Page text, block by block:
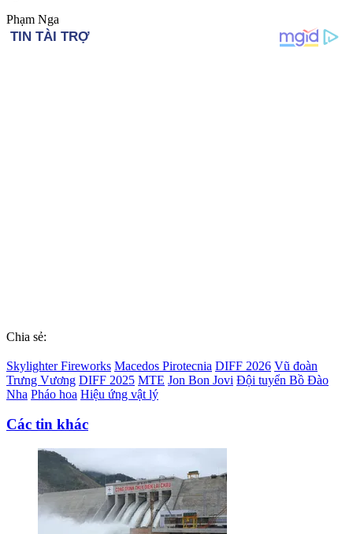
Phạm Nga
Chia sẻ:
Skylighter Fireworks Macedos Pirotecnia DIFF 2026 Vũ đoàn
Trưng Vương DIFF 2025 MTE Jon Bon Jovi Đội tuyển Bồ Đào
Nha Pháo hoa Hiệu ứng vật lý
Các tin khác